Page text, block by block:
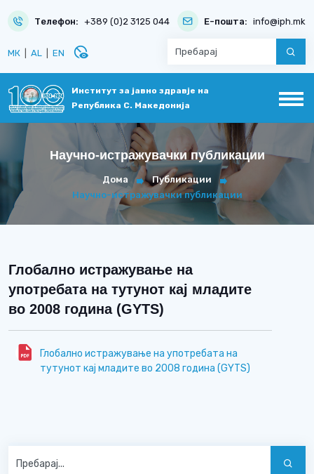
Телефон: +389 (0)2 3125 044 Е-пошта: info@iph.mk
МК AL EN disabled_visible
Институт за јавно здравје на
Република С. Македонија
Научно-истражувачки публикации
Дома
Публикации
Научно-истражувачки публикации
Глобално истражување на
употребата на тутунот кај младите
во 2008 година (GYTS)
Глобално истражување на употребата на
тутунот кај младите во 2008 година (GYTS)